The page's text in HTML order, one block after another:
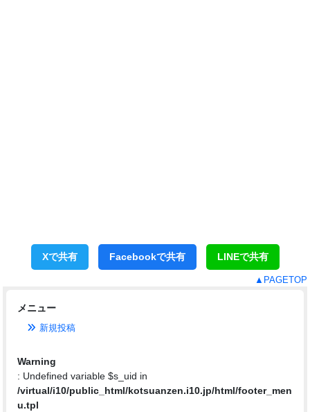
Xで共有 Facebookで共有 LINEで共有
▲PAGETOP
メニュー
新規投稿
Warning
: Undefined variable $s_uid in
/virtual/i10/public_html/kotsuanzen.i10.jp/html/footer_men
u.tpl